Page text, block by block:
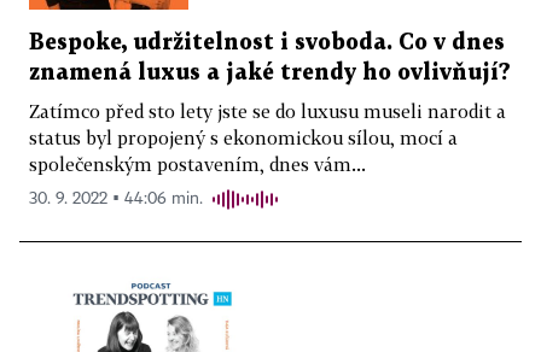
Bespoke, udržitelnost i svoboda. Co v dnes
znamená luxus a jaké trendy ho ovlivňují?
Zatímco před sto lety jste se do luxusu museli narodit a
status byl propojený s ekonomickou sílou, mocí a
společenským postavením, dnes vám...
30. 9. 2022 ▪ 44:06 min.